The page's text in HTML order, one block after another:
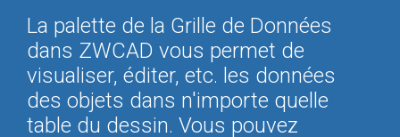
La palette de la Grille de Données
dans ZWCAD vous permet de
visualiser, éditer, etc. les données
des objets dans n'importe quelle
table du dessin. Vous pouvez